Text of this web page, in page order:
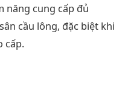
năng cung cấp đủ
cầu lông, đặc biệt khi
cấp.